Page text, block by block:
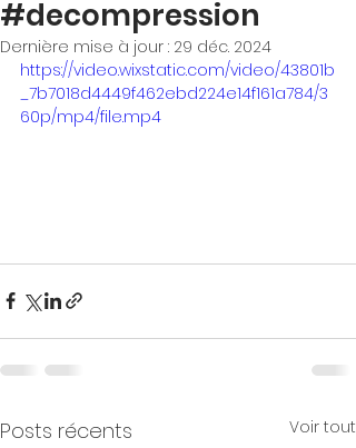
#decompression
Dernière mise à jour : 29 déc. 2024
https://video.wixstatic.com/video/43801b
_7b7018d4449f462ebd224e14f161a784/3
60p/mp4/file.mp4
Posts récents Voir tout